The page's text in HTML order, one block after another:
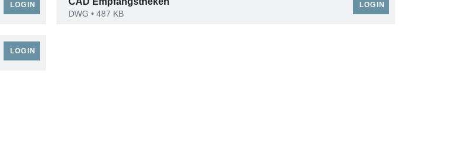
LOGIN
DWG • 487 KB
LOGIN
LOGIN